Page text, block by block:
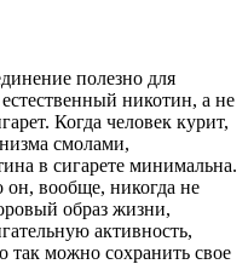
полезно для
никотин, а не
Когда человек курит,
смолами,
в сигарете минимальна.
он, вообще, никогда не
образ жизни,
активность,
так можно сохранить свое